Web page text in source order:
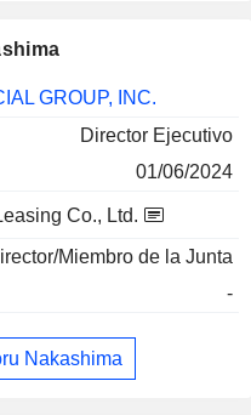
GROUP, INC.
Director Ejecutivo
01/06/2024
Co., Ltd.
Miembro de la Junta
-
Nakashima